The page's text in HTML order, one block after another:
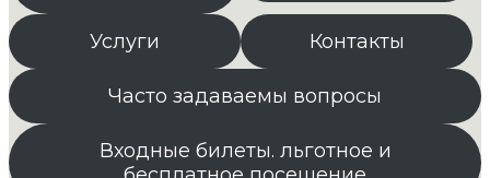
Услуги Контакты
Часто задаваемы вопросы
Входные билеты. льготное и